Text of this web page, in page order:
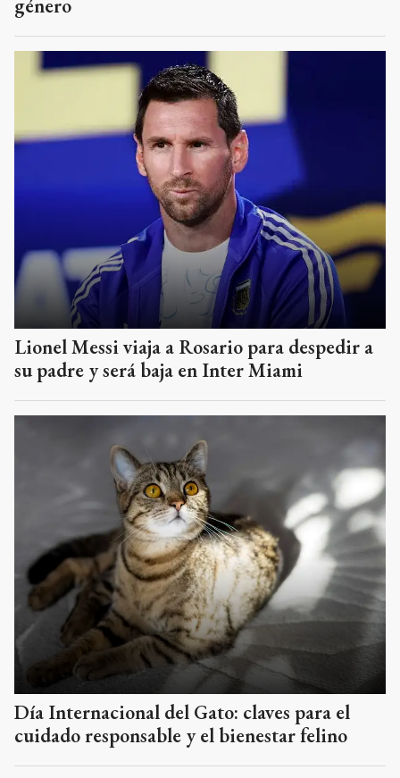
género
Lionel Messi viaja a Rosario para despedir a
su padre y será baja en Inter Miami
Día Internacional del Gato: claves para el
cuidado responsable y el bienestar felino